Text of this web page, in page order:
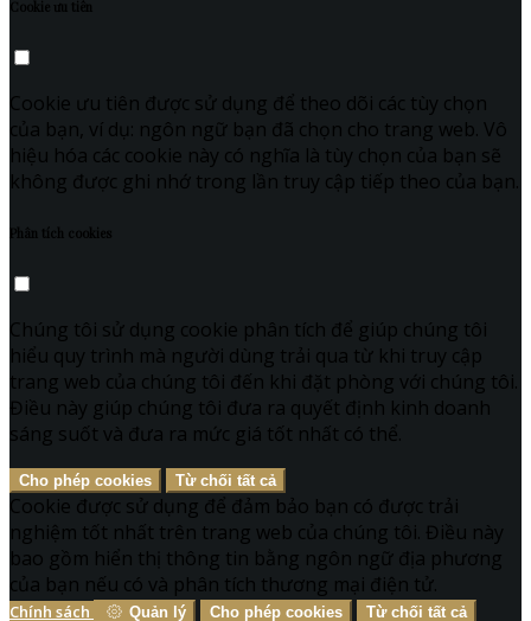
Cookie ưu tiên
Cookie ưu tiên được sử dụng để theo dõi các tùy chọn
của bạn, ví dụ: ngôn ngữ bạn đã chọn cho trang web. Vô
hiệu hóa các cookie này có nghĩa là tùy chọn của bạn sẽ
không được ghi nhớ trong lần truy cập tiếp theo của bạn.
Phân tích cookies
Chúng tôi sử dụng cookie phân tích để giúp chúng tôi
hiểu quy trình mà người dùng trải qua từ khi truy cập
trang web của chúng tôi đến khi đặt phòng với chúng tôi.
Điều này giúp chúng tôi đưa ra quyết định kinh doanh
sáng suốt và đưa ra mức giá tốt nhất có thể.
Cho phép cookies Từ chối tất cả
Cookie được sử dụng để đảm bảo bạn có được trải
nghiệm tốt nhất trên trang web của chúng tôi. Điều này
bao gồm hiển thị thông tin bằng ngôn ngữ địa phương
của bạn nếu có và phân tích thương mại điện tử.
Chính sách Quản lý Cho phép cookies Từ chối tất cả